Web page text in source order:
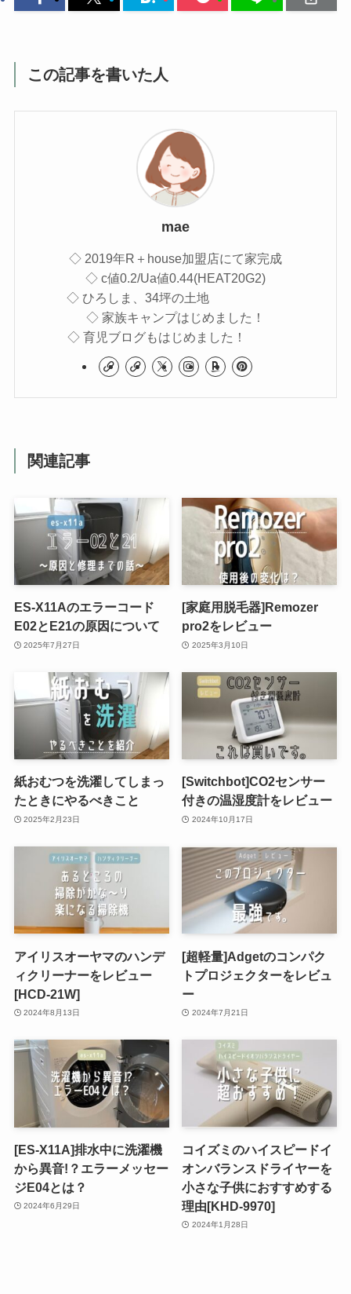
この記事を書いた人
mae
◇ 2019年R＋house加盟店にて家完成
◇ c値0.2/Ua値0.44(HEAT20G2)
◇ ひろしま、34坪の土地
◇ 家族キャンプはじめました！
◇ 育児ブログもはじめました！
関連記事
ES-X11Aのエラーコード
E02とE21の原因について
2025年7月27日
[家庭用脱毛器]Remozer
pro2をレビュー
2025年3月10日
紙おむつを洗濯してしまっ
たときにやるべきこと
2025年2月23日
[Switchbot]CO2センサー
付きの温湿度計をレビュー
2024年10月17日
アイリスオーヤマのハンデ
ィクリーナーをレビュー
[HCD-21W]
2024年8月13日
[超軽量]Adgetのコンパク
トプロジェクターをレビュ
ー
2024年7月21日
[ES-X11A]排水中に洗濯機
から異音!？エラーメッセー
ジE04とは？
2024年6月29日
コイズミのハイスピードイ
オンバランスドライヤーを
小さな子供におすすめする
理由[KHD-9970]
2024年1月28日